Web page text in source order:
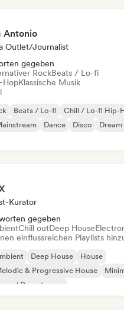
Antonio
Outlet/Journalist
gegeben
RockBeats / Lo-fi
HopKlassische Musik
Beats / Lo-fi
Chill / Lo-fi Hip-
Dance Disco
Dream
Kurator
gegeben
Chill outDeep House
einflussreichen Playlists
Deep House
House
& Progressive House
/ Downtempo